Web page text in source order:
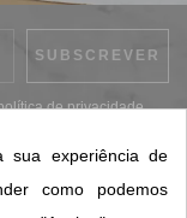
de privacidade.
sua experiência de
como podemos